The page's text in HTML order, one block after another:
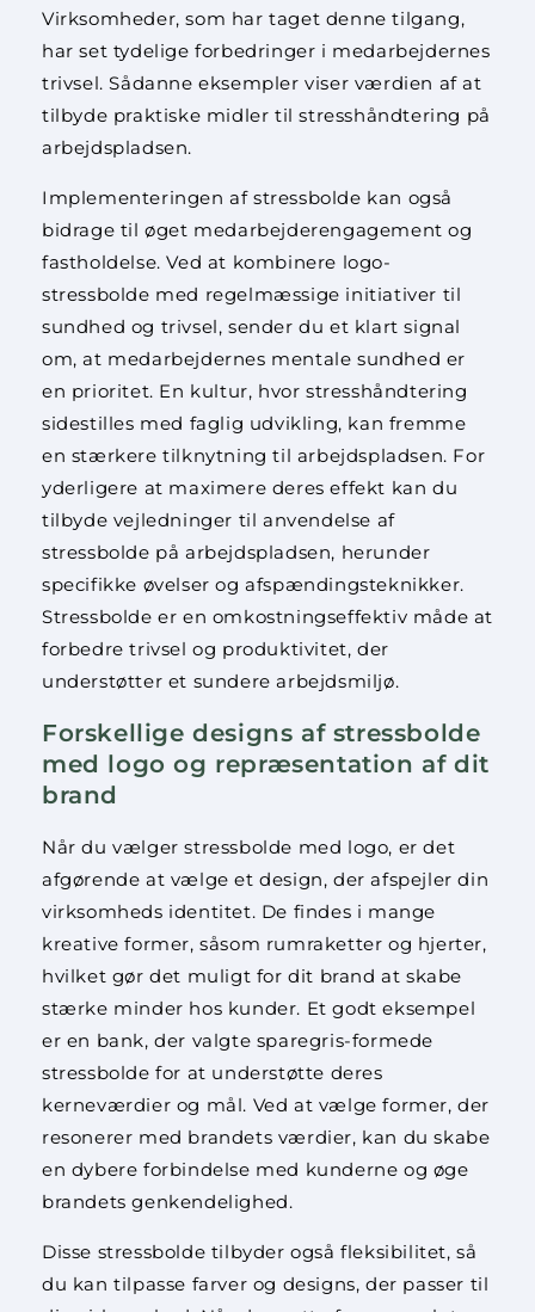
Virksomheder, som har taget denne tilgang,
har set tydelige forbedringer i medarbejdernes
trivsel. Sådanne eksempler viser værdien af at
tilbyde praktiske midler til stresshåndtering på
arbejdspladsen.
Implementeringen af stressbolde kan også
bidrage til øget medarbejderengagement og
fastholdelse. Ved at kombinere logo-
stressbolde med regelmæssige initiativer til
sundhed og trivsel, sender du et klart signal
om, at medarbejdernes mentale sundhed er
en prioritet. En kultur, hvor stresshåndtering
sidestilles med faglig udvikling, kan fremme
en stærkere tilknytning til arbejdspladsen. For
yderligere at maximere deres effekt kan du
tilbyde vejledninger til anvendelse af
stressbolde på arbejdspladsen, herunder
specifikke øvelser og afspændingsteknikker.
Stressbolde er en omkostningseffektiv måde at
forbedre trivsel og produktivitet, der
understøtter et sundere arbejdsmiljø.
Forskellige designs af stressbolde
med logo og repræsentation af dit
brand
Når du vælger stressbolde med logo, er det
afgørende at vælge et design, der afspejler din
virksomheds identitet. De findes i mange
kreative former, såsom rumraketter og hjerter,
hvilket gør det muligt for dit brand at skabe
stærke minder hos kunder. Et godt eksempel
er en bank, der valgte sparegris-formede
stressbolde for at understøtte deres
kerneværdier og mål. Ved at vælge former, der
resonerer med brandets værdier, kan du skabe
en dybere forbindelse med kunderne og øge
brandets genkendelighed.
Disse stressbolde tilbyder også fleksibilitet, så
du kan tilpasse farver og designs, der passer til